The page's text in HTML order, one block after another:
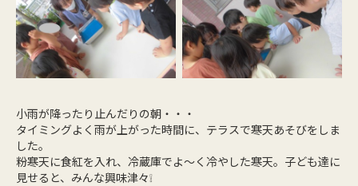
小雨が降ったり止んだりの朝・・・
タイミングよく雨が上がった時間に、テラスで寒天あそびをしま
した。
粉寒天に食紅を入れ、冷蔵庫でよ～く冷やした寒天。子ども達に
見せると、みんな興味津々❕